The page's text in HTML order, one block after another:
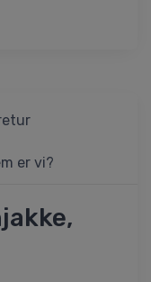
er vi?